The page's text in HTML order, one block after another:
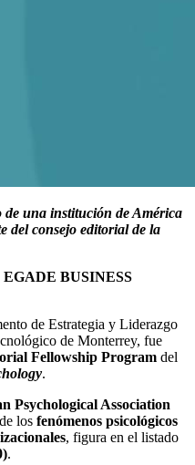
de una institución de América
del consejo editorial de la
BUSINESS
de Estrategia y Liderazgo
de Monterrey, fue
Fellowship Program del
.
Psychological Association
los fenómenos psicológicos
, figura en el listado
.